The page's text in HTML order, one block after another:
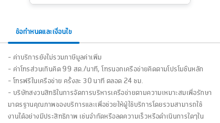
ข้อกำหนดและเงื่อนไข
- ค่าบริการยังไม่รวมภาษีมูลค่าเพิ่ม
- ค่าโทรส่วนเกินคิด 99 สต./นาที, โทรนอกเครือข่ายคิดตามโปรโมชั่นหลัก
- โทรฟรีในเครือข่าย ครั้งละ 30 นาที ตลอด 24 ชม.
- บริษัทสงวนสิทธิในการจัดการบริหารเครือข่ายตามความเหมาะสมเพื่อรักษา
มาตรฐานคุณภาพของบริการและเพื่อช่วยให้ผู้ใช้บริการโดยรวมสามารถใช้
งานได้อย่างมีประสิทธิภาพ เช่นจำกัดหรือลดความเร็วหรือดำเนินการใดๆใน